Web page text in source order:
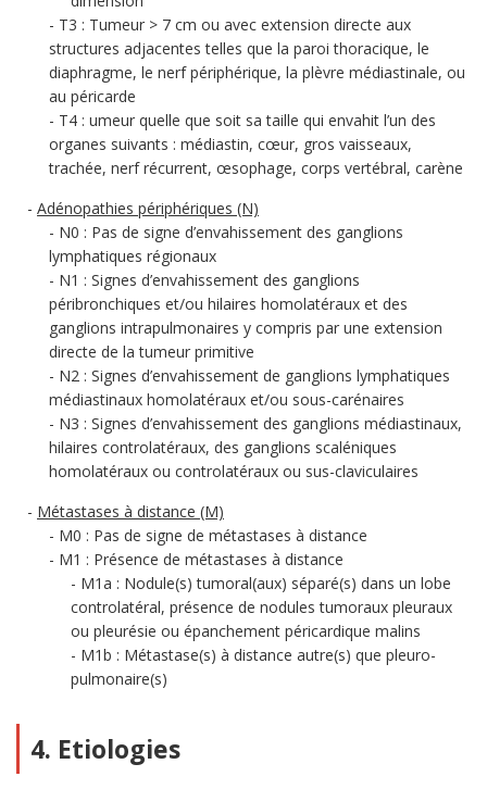
T3 : Tumeur > 7 cm ou avec extension directe aux
structures adjacentes telles que la paroi thoracique, le
diaphragme, le nerf périphérique, la plèvre médiastinale, ou
au péricarde
T4 : umeur quelle que soit sa taille qui envahit l’un des
organes suivants : médiastin, cœur, gros vaisseaux,
trachée, nerf récurrent, œsophage, corps vertébral, carène
Adénopathies périphériques (N)
N0 : Pas de signe d’envahissement des ganglions
lymphatiques régionaux
N1 : Signes d’envahissement des ganglions
péribronchiques et/ou hilaires homolatéraux et des
ganglions intrapulmonaires y compris par une extension
directe de la tumeur primitive
N2 : Signes d’envahissement de ganglions lymphatiques
médiastinaux homolatéraux et/ou sous-carénaires
N3 : Signes d’envahissement des ganglions médiastinaux,
hilaires controlatéraux, des ganglions scaléniques
homolatéraux ou controlatéraux ou sus-claviculaires
Métastases à distance (M)
M0 : Pas de signe de métastases à distance
M1 : Présence de métastases à distance
M1a : Nodule(s) tumoral(aux) séparé(s) dans un lobe
controlatéral, présence de nodules tumoraux pleuraux
ou pleurésie ou épanchement péricardique malins
M1b : Métastase(s) à distance autre(s) que pleuro-
pulmonaire(s)
4. Etiologies